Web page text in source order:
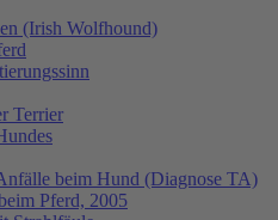
(Irish Wolfhound)
Terrier
beim Hund (Diagnose TA)
Pferd, 2005